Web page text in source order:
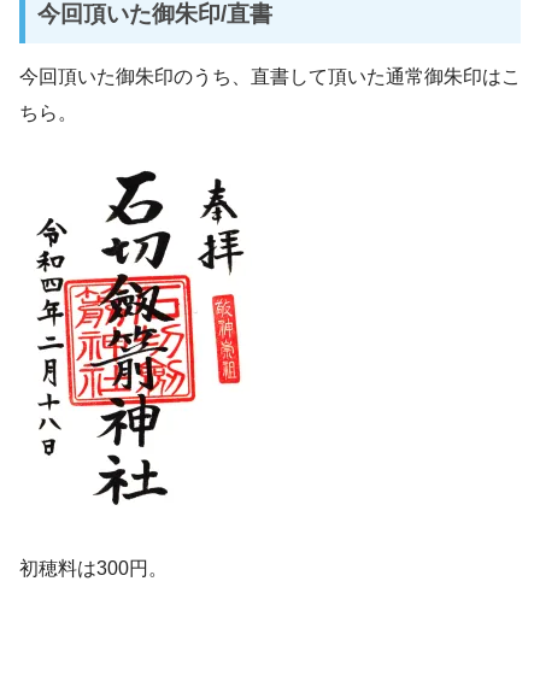
今回頂いた御朱印/直書
今回頂いた御朱印のうち、直書して頂いた通常御朱印はこ
ちら。
初穂料は300円。